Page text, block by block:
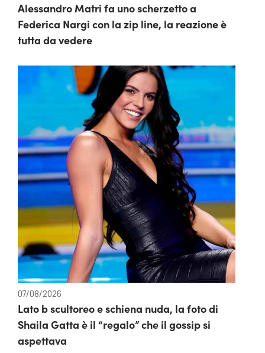
Alessandro Matri fa uno scherzetto a
Federica Nargi con la zip line, la reazione è
tutta da vedere
07/08/2026
Lato b scultoreo e schiena nuda, la foto di
Shaila Gatta è il “regalo” che il gossip si
aspettava